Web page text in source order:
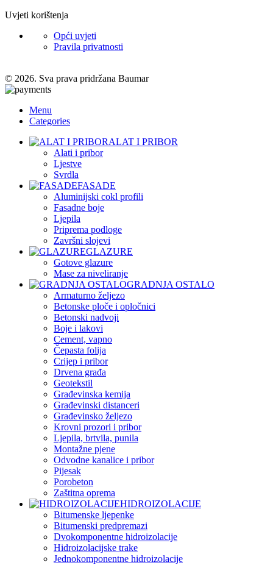
Uvjeti korištenja
Opći uvjeti
Pravila privatnosti
© 2026. Sva prava pridržana Baumar
Menu
Categories
ALAT I PRIBOR
Alati i pribor
Ljestve
Svrdla
FASADE
Aluminijski cokl profili
Fasadne boje
Ljepila
Priprema podloge
Završni slojevi
GLAZURE
Gotove glazure
Mase za niveliranje
GRADNJA OSTALO
Armaturno željezo
Betonske ploče i opločnici
Betonski nadvoji
Boje i lakovi
Cement, vapno
Čepasta folija
Crijep i pribor
Drvena građa
Geotekstil
Građevinska kemija
Građevinski distanceri
Građevinsko željezo
Krovni prozori i pribor
Ljepila, brtvila, punila
Montažne pjene
Odvodne kanalice i pribor
Pijesak
Porobeton
Zaštitna oprema
HIDROIZOLACIJE
Bitumenske ljepenke
Bitumenski predpremazi
Dvokomponentne hidroizolacije
Hidroizolacijske trake
Jednokomponentne hidroizolacije